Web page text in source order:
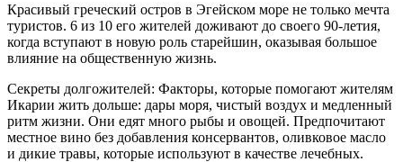
Красивый греческий остров в Эгейском море не только мечта
туристов. 6 из 10 его жителей доживают до своего 90-летия,
когда вступают в новую роль старейшин, оказывая большое
влияние на общественную жизнь.
Секреты долгожителей: Факторы, которые помогают жителям
Икарии жить дольше: дары моря, чистый воздух и медленный
ритм жизни. Они едят много рыбы и овощей. Предпочитают
местное вино без добавления консервантов, оливковое масло
и дикие травы, которые используют в качестве лечебных.